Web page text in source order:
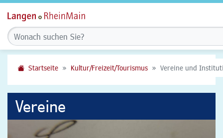
Startseite Kultur/Freizeit/Tourismus Vereine und
Vereine